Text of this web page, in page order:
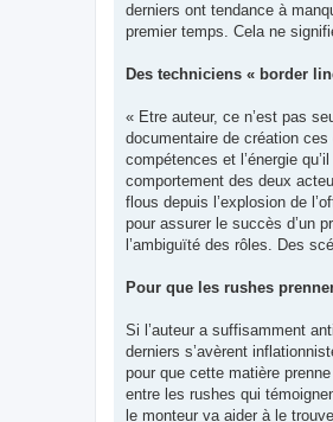
derniers ont tendance à
premier temps. Cela ne
Des techniciens « border
« Etre auteur, ce n’est pas
documentaire de création
compétences et l’énergie
comportement des deux
flous depuis l’explosion de
pour assurer le succès d’un
l’ambiguïté des rôles. Des
Pour que les rushes
Si l’auteur a suffisamment
derniers s’avèrent
pour que cette matière
entre les rushes qui
le monteur va aider à le